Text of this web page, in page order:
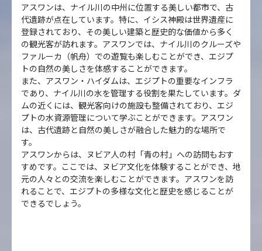
アスワンは、ナイル川の中州に位置する美しい都市で、古
代遺跡が点在しています。特に、イシス神殿は世界遺産に
登録されており、その美しい建築と歴史的な価値から多く
の観光客が訪れます。アスワンでは、ナイル川のクルーズや
ファルーカ（帆舟）での遊覧も楽しむことができ、エジプ
トの自然の美しさを体感することができます。
また、アスワン・ハイダムは、エジプトの重要なインフラ
であり、ナイル川の水を管理する役割を果たしています。ダ
ムの近くには、観光客向けの施設も整備されており、エジ
プトの水資源管理について学ぶことができます。アスワン
は、古代遺跡と自然の美しさが融合した魅力的な場所で
す。
アスワンからは、ヌビア人の村「青の村」への訪問もおす
すめです。ここでは、ヌビア文化を体験することができ、地
元の人々との交流を楽しむことができます。アスワンを訪
れることで、エジプトの多様な文化と歴史を感じることが
できるでしょう。